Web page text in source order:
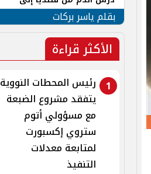
جنوب لبنان
بقلم ياسر بركات
الأكثر قراءة
1
رئيس المحطات النووية
يتفقد مشروع الضبعة
مع مسؤولي أتوم
ستروي إكسبورت
لمتابعة معدلات
التنفيذ